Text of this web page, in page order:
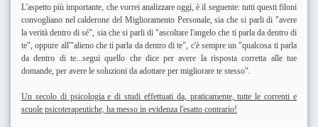
L'aspetto più importante, che vorrei analizzare oggi, è il seguente: tutti questi filoni
convogliano nel calderone del Miglioramento Personale, sia che si parli di "avere
la verità dentro di sé", sia che si parli di "ascoltare l'angelo che ti parla da dentro di
te", oppure all'"alieno che ti parla da dentro di te", c'è sempre un "qualcosa ti parla
da dentro di te...segui quello che dice per avere la risposta corretta alle tue
domande, per avere le soluzioni da adottare per migliorare te stesso".
Un secolo di psicologia e di studi effettuati da, praticamente, tutte le correnti e
scuole psicoterapeutiche, ha messo in evidenza l'esatto contrario!